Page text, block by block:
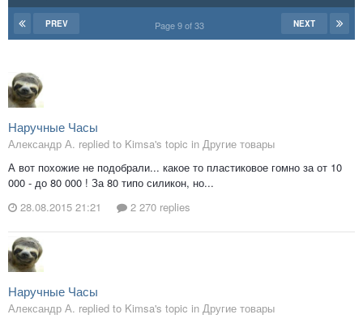
PREV NEXT
Page 9 of 33
Наручные Часы
Александр А. replied to Kimsa's topic in Другие товары
А вот похожие не подобрали... какое то пластиковое гомно за от 10
000 - до 80 000 ! За 80 типо силикон, но...
28.08.2015 21:21
2 270 replies
Наручные Часы
Александр А. replied to Kimsa's topic in Другие товары